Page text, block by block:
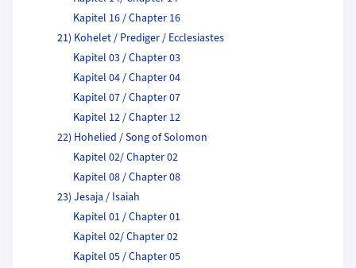
Kapitel 16 / Chapter 16
21) Kohelet / Prediger / Ecclesiastes
Kapitel 03 / Chapter 03
Kapitel 04 / Chapter 04
Kapitel 07 / Chapter 07
Kapitel 12 / Chapter 12
22) Hohelied / Song of Solomon
Kapitel 02/ Chapter 02
Kapitel 08 / Chapter 08
23) Jesaja / Isaiah
Kapitel 01 / Chapter 01
Kapitel 02/ Chapter 02
Kapitel 05 / Chapter 05